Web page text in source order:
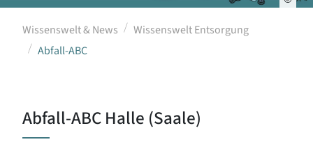
Wissenswelt & News
Wissenswelt Entsorgung
Abfall-ABC
Abfall-ABC Halle (Saale)